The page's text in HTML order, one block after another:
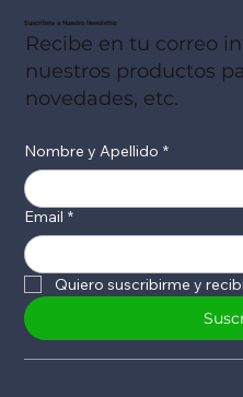
Suscribete a Nuestro Newsletter
Recibe en tu correo
nuestros productos
novedades, etc.
Nombre y Apellido *
Email *
Quiero suscribirme y